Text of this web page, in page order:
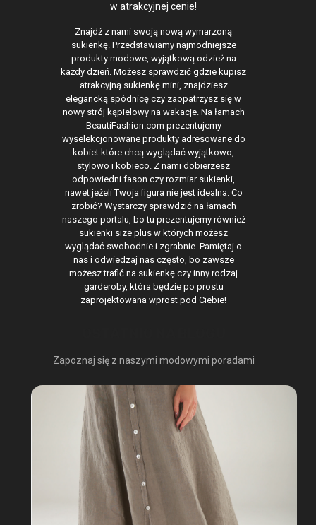
w atrakcyjnej cenie!
Znajdź z nami swoją nową wymarzoną
sukienkę. Przedstawiamy najmodniejsze
produkty modowe, wyjątkową odzież na
każdy dzień. Możesz sprawdzić gdzie kupisz
atrakcyjną sukienkę mini, znajdziesz
elegancką spódnicę czy zaopatrzysz się w
nowy strój kąpielowy na wakacje. Na łamach
BeautiFashion.com prezentujemy
wyselekcjonowane produkty adresowane do
kobiet które chcą wyglądać wyjątkowo,
stylowo i kobieco. Z nami dobierzesz
odpowiedni fason czy rozmiar sukienki,
nawet jeżeli Twoja figura nie jest idealna. Co
zrobić? Wystarczy sprawdzić na łamach
naszego portalu, bo tu prezentujemy również
sukienki size plus w których możesz
wyglądać swobodnie i zgrabnie. Pamiętaj o
nas i odwiedzaj nas często, bo zawsze
możesz trafić na sukienkę czy inny rodzaj
garderoby, która będzie po prostu
zaprojektowana wprost pod Ciebie!
Zapoznaj się z naszymi modowymi poradami